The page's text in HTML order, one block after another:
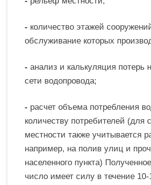
- количество этажей
обслуживание которых
- анализ и калькуляция потерь
сети водопровода;
- расчет объема потребления
количеству потребителей (для
местности также учитывается
например, на полив улиц и
населенного пункта)
число имеет силу в течение